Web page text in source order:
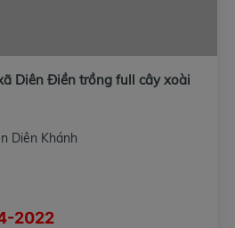
Diên Điền trồng full cây xoài
Diên Khánh
2022